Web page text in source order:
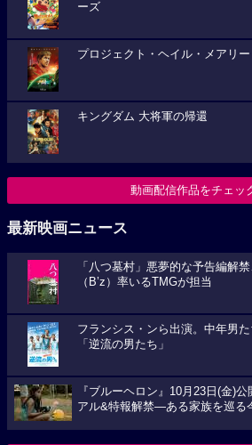
ーズ
プロジェクト・ヘイル・メアリー
キングダム 大将軍の帰還
動画配信作品をチェッ
最新映画ニュース
「八つ墓村」悪夢的な予告編解
（B’z）率いるTMGが担当
フランシス・ンら出演。中年男
「逆流の男たち」
『ブルーヘロン』10月23日(金)
アル&特報解禁―ある家族を巡る